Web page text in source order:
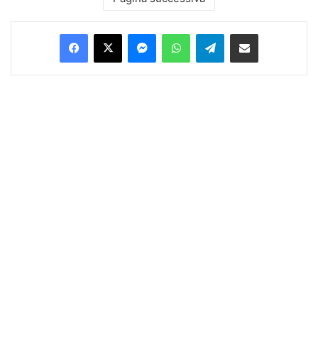
Facebook
X MessengerWhatsAppTelegramCondividi via Email